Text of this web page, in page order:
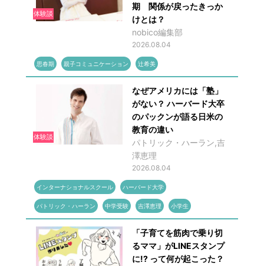
体験談
期 関係が戻ったきっか
けとは？
nobico編集部
2026.08.04
思春期 親子コミュニケーション 辻希美
体験談
なぜアメリカには「塾」
がない？ ハーバード大卒
のパックンが語る日米の
教育の違い
パトリック・ハーラン,吉
澤恵理
2026.08.04
インターナショナルスクール ハーバード大学
パトリック・ハーラン 中学受験 吉澤恵理 小学生
「子育てを筋肉で乗り切
るママ」がLINEスタンプ
に!? って何が起こった？